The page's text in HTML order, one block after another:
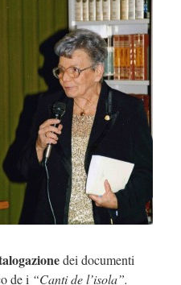
dei documenti
de i “Canti de l’isola”.